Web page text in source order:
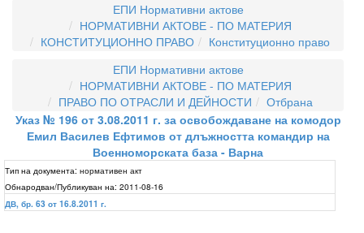
ЕПИ Нормативни актове
НОРМАТИВНИ АКТОВЕ - ПО МАТЕРИЯ
КОНСТИТУЦИОННО ПРАВО
Конституционно право
ЕПИ Нормативни актове
НОРМАТИВНИ АКТОВЕ - ПО МАТЕРИЯ
ПРАВО ПО ОТРАСЛИ И ДЕЙНОСТИ
Отбрана
Указ № 196 от 3.08.2011 г. за освобождаване на комодор
Емил Василев Ефтимов от длъжността командир на
Военноморската база - Варна
Тип на документа: нормативен акт
Обнародван/Публикуван на: 2011-08-16
ДВ, бр. 63 от 16.8.2011 г.